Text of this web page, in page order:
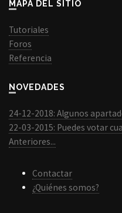
MAPA DEL SITIO
Tutoriales
Foros
Referencia
NOVEDADES
24-12-2018: Algunos
22-03-2015: Puedes votar
Anteriores...
Contactar
¿Quiénes somos?